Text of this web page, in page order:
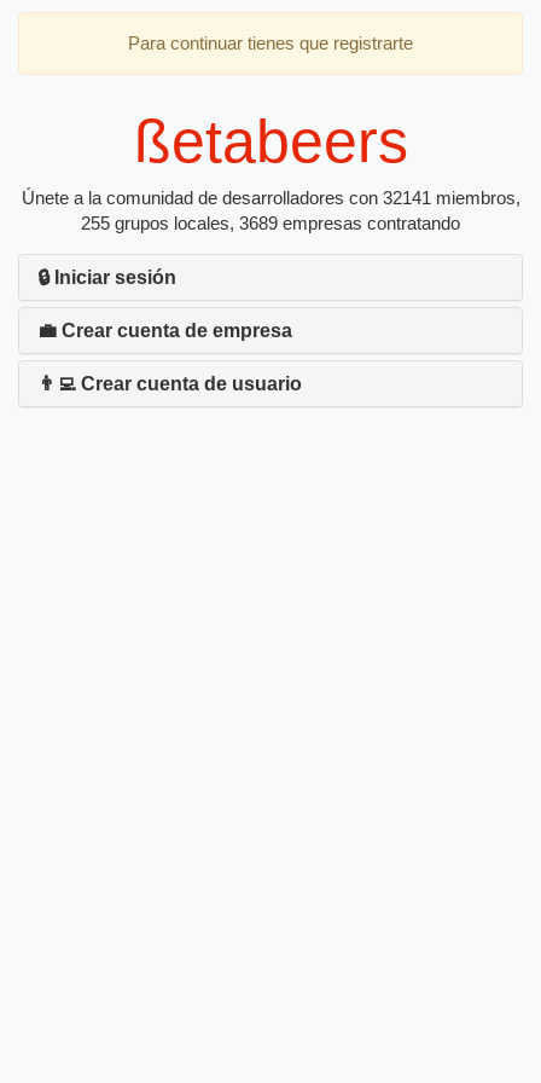
Para continuar tienes que registrarte
ßetabeers
Únete a la comunidad de desarrolladores con 32141 miembros,
255 grupos locales, 3689 empresas contratando
🔒 Iniciar sesión
💼 Crear cuenta de empresa
👨‍💻 Crear cuenta de usuario